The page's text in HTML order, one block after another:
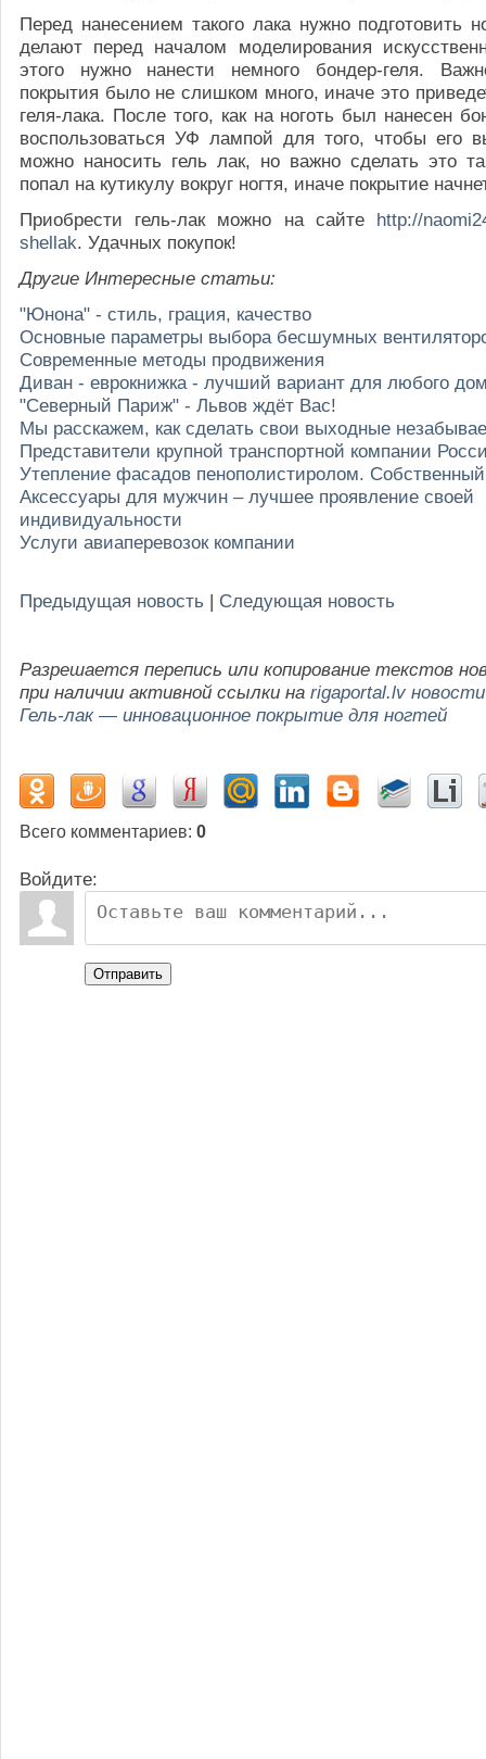
Перед нанесением такого лака нужно подготовить
делают перед началом моделирования
этого нужно нанести немного бондер-геля.
покрытия было не слишком много, иначе это
геля-лака. После того, как на ноготь был нанесен
воспользоваться УФ лампой для того, чтобы его
можно наносить гель лак, но важно сделать это
попал на кутикулу вокруг ногтя, иначе покрытие
Приобрести гель-лак можно на сайте http://
shellak. Удачных покупок!
Другие Интересные статьи:
"Юнона" - стиль, грация, качество
Основные параметры выбора бесшумных
Современные методы продвижения
Диван - еврокнижка - лучший вариант для любого
"Северный Париж" - Львов ждёт Вас!
Мы расскажем, как сделать свои выходные
Представители крупной транспортной компании
Утепление фасадов пенополистиролом.
Аксессуары для мужчин – лучшее проявление своей
индивидуальности
Услуги авиаперевозок компании
Предыдущая новость | Следующая новость
Разрешается перепись или копирование текстов
при наличии активной ссылки на rigaportal.lv новости
Гель-лак — инновационное покрытие для ногтей
Всего комментариев: 0
Войдите:
Отправить